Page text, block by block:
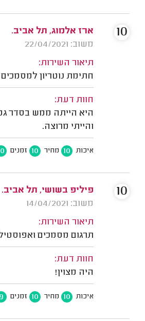
ארז אלמוג, תל אביב.
משוב: 22/04/2021
תיאור השירות:
חתימת נוטריון
חוות דעת:
היא הייתה ממש בסדר
והייתי מרוצה.
איכות 10 מחיר 10 זמנים
10
פיליפ בשושי, תל אביב.
משוב: 14/04/2021
תיאור השירות:
תרגום מסמכים
חוות דעת:
היה מצוין!
איכות 10 מחיר 10 זמנים 9
10